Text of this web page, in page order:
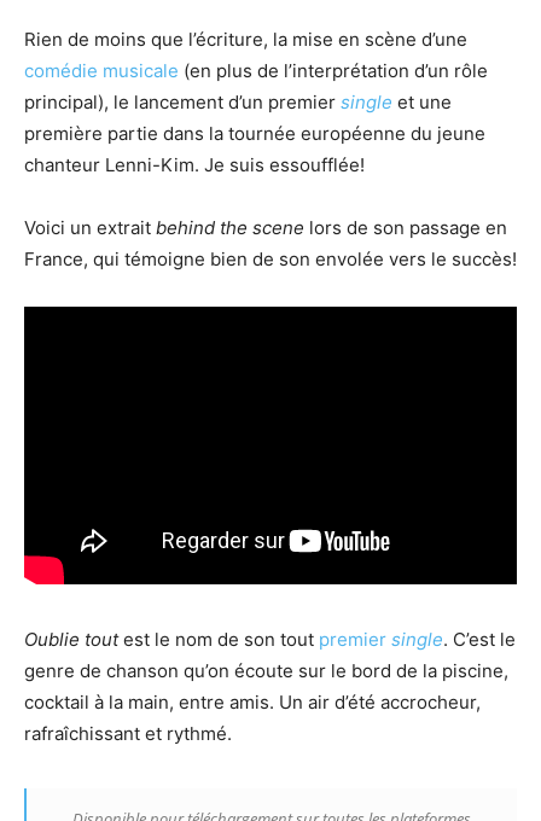
Rien de moins que l’écriture, la mise en scène d’une
comédie musicale (en plus de l’interprétation d’un rôle
principal), le lancement d’un premier single et une
première partie dans la tournée européenne du jeune
chanteur Lenni-Kim. Je suis essoufflée!
Voici un extrait behind the scene lors de son passage en
France, qui témoigne bien de son envolée vers le succès!
Oublie toutest le nom de son tout premier single. C’est le
genre de chanson qu’on écoute sur le bord de la piscine,
cocktail à la main, entre amis. Un air d’été accrocheur,
rafraîchissant et rythmé.